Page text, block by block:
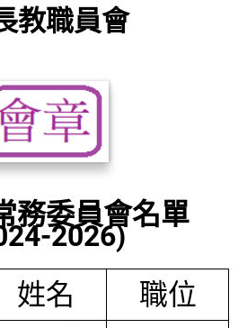
教職員會
務委員會名單
2026)
姓名
職位